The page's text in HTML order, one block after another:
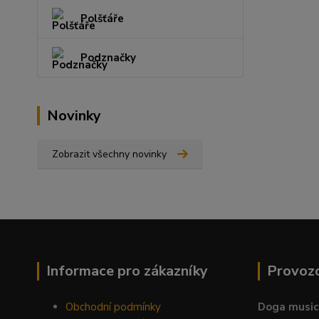
Polšťáře
Podznačky
Novinky
Zobrazit všechny novinky
Informace pro zákazníky
Obchodní podmínky
Doga